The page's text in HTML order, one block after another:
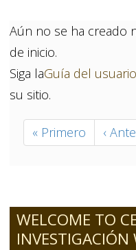
Aún no se ha creado
de inicio.
Siga laGuía del usuario
su sitio.
Paginación
Primera
página
« Primero ‹
WELCOME TO
INVESTIGACIÓN